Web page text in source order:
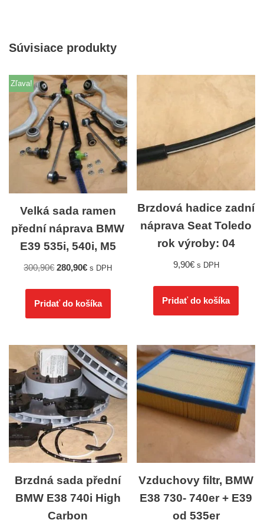
Súvisiace produkty
Zľava!
Velká sada ramen
přední náprava BMW
E39 535i, 540i, M5
300,90€ 280,90€ s DPH
Pridať do košíka
Brzdová hadice zadní
náprava Seat Toledo
rok výroby: 04
9,90€ s DPH
Pridať do košíka
Brzdná sada přední
BMW E38 740i High
Carbon
Vzduchovy filtr, BMW
E38 730- 740er + E39
od 535er